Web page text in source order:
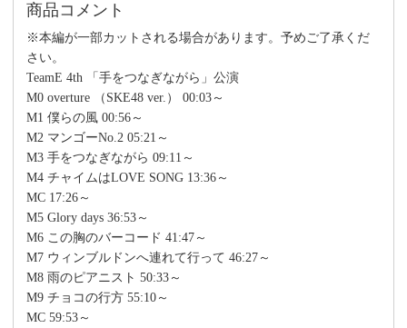
商品コメント
※本編が一部カットされる場合があります。予めご了承くだ
さい。
TeamE 4th 「手をつなぎながら」公演
M0 overture （SKE48 ver.） 00:03～
M1 僕らの風 00:56～
M2 マンゴーNo.2 05:21～
M3 手をつなぎながら 09:11～
M4 チャイムはLOVE SONG 13:36～
MC 17:26～
M5 Glory days 36:53～
M6 この胸のバーコード 41:47～
M7 ウィンブルドンへ連れて行って 46:27～
M8 雨のピアニスト 50:33～
M9 チョコの行方 55:10～
MC 59:53～